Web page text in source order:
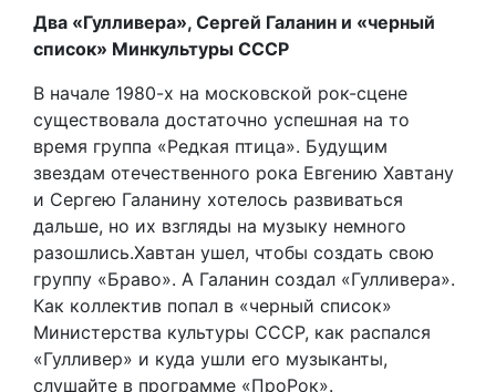
Два «Гулливера», Сергей Галанин и «черный
список» Минкультуры СССР
В начале 1980-х на московской рок-сцене
существовала достаточно успешная на то
время группа «Редкая птица». Будущим
звездам отечественного рока Евгению Хавтану
и Сергею Галанину хотелось развиваться
дальше, но их взгляды на музыку немного
разошлись.Хавтан ушел, чтобы создать свою
группу «Браво». А Галанин создал «Гулливера».
Как коллектив попал в «черный список»
Министерства культуры СССР, как распался
«Гулливер» и куда ушли его музыканты,
слушайте в программе «ПроРок».